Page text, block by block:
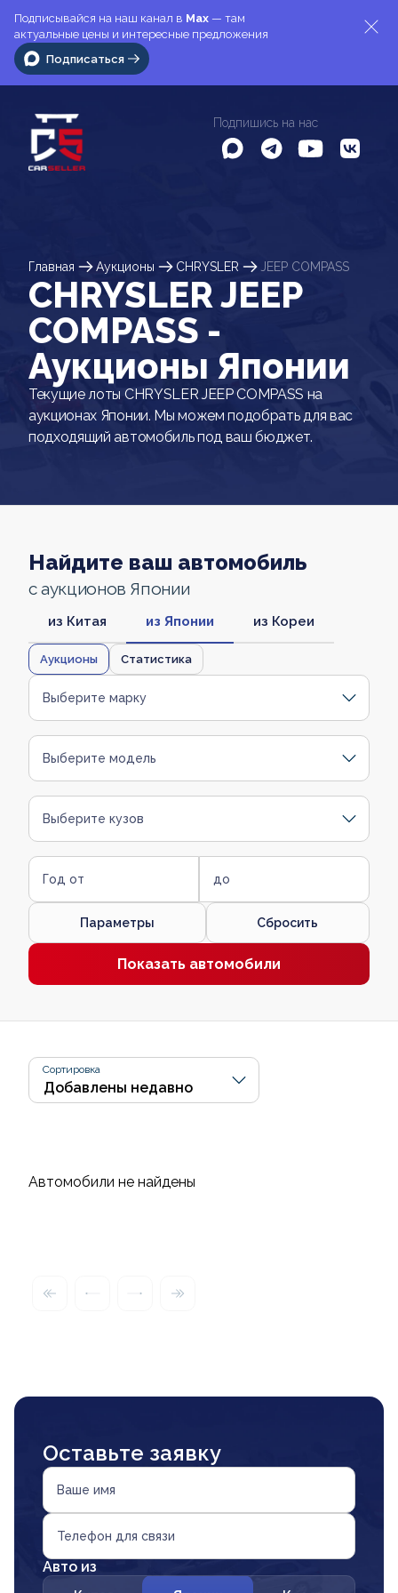
Подписывайся на наш канал в Max — там
актуальные цены и интересные предложения
Подписаться
Подпишись на нас
Главная Аукционы CHRYSLER JEEP COMPASS
CHRYSLER JEEP
COMPASS -
Аукционы Японии
Текущие лоты CHRYSLER JEEP COMPASS на
аукционах Японии. Мы можем подобрать для вас
подходящий автомобиль под ваш бюджет.
Найдите ваш автомобиль
с аукционов Японии
из Китая из Японии из Кореи
Аукционы Статистика
Выберите марку
Выберите модель
Выберите кузов
Год от до
Параметры Сбросить
Показать автомобили
Сортировка
Автомобили не найдены
Оставьте заявку
Ваше имя
Телефон для связи
Авто из